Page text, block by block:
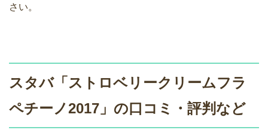
さい。
スタバ「ストロベリークリームフラ
ペチーノ2017」の口コミ・評判など